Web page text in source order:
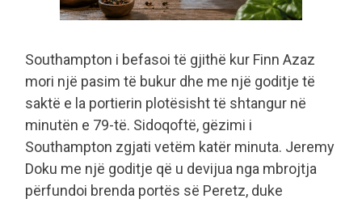
Southampton i befasoi të gjithë kur Finn Azaz
mori një pasim të bukur dhe me një goditje të
saktë e la portierin plotësisht të shtangur në
minutën e 79-të. Sidoqoftë, gëzimi i
Southampton zgjati vetëm katër minuta. Jeremy
Doku me një goditje që u devijua nga mbrojtja
përfundoi brenda portës së Peretz, duke